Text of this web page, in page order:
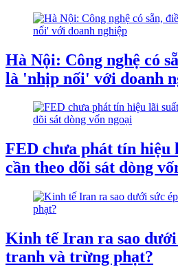
Hà Nội: Công nghệ có
là 'nhịp nối' với doanh
FED chưa phát tín hiệu
cần theo dõi sát dòng
Kinh tế Iran ra sao dưới
tranh và trừng phạt?